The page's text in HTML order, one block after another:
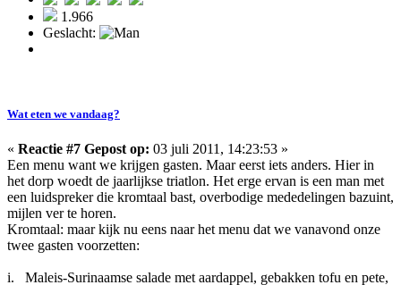
1.966
Geslacht:
Wat eten we vandaag?
« Reactie #7 Gepost op: 03 juli 2011, 14:23:53 »
Een menu want we krijgen gasten. Maar eerst iets anders. Hier in
het dorp woedt de jaarlijkse triatlon. Het erge ervan is een man met
een luidspreker die kromtaal bast, overbodige mededelingen bazuint,
mijlen ver te horen.
Kromtaal: maar kijk nu eens naar het menu dat we vanavond onze
twee gasten voorzetten:
i. Maleis-Surinaamse salade met aardappel, gebakken tofu en pete,